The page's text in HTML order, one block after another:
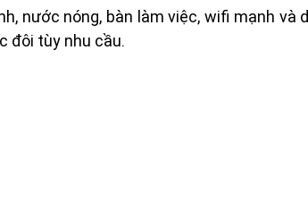
nước nóng, bàn làm việc, wifi mạnh và
đôi tùy nhu cầu.